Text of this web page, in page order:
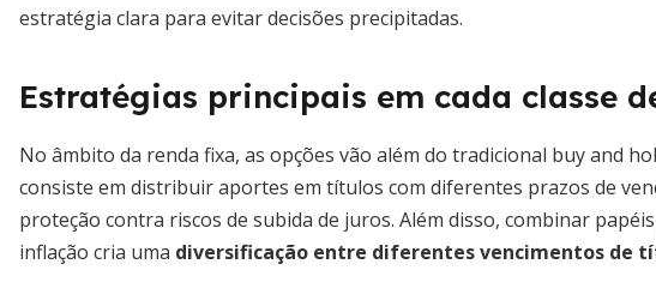
estratégia clara para evitar decisões precipitadas.
Estratégias principais em cada classe
No âmbito da renda fixa, as opções vão além do tradicional buy and
consiste em distribuir aportes em títulos com diferentes prazos de
proteção contra riscos de subida de juros. Além disso, combinar
inflação cria uma diversificação entre diferentes vencimentos de